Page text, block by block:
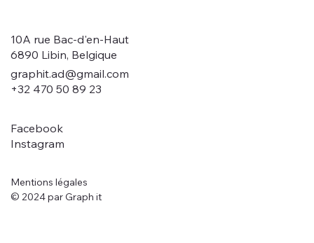
10A rue Bac-d'en-Haut
6890 Libin, Belgique
graphit.ad@gmail.com
+32 470 50 89 23
Facebook
Instagram
Mentions légales
© 2024 par Graph it